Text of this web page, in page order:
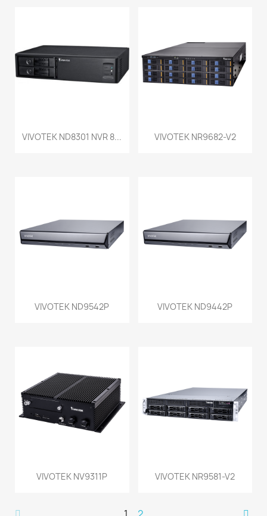
VIVOTEK ND8301 NVR 8... VIVOTEK NR9682-V2
VIVOTEK ND9542P VIVOTEK ND9442P
VIVOTEK NV9311P VIVOTEK NR9581-V2